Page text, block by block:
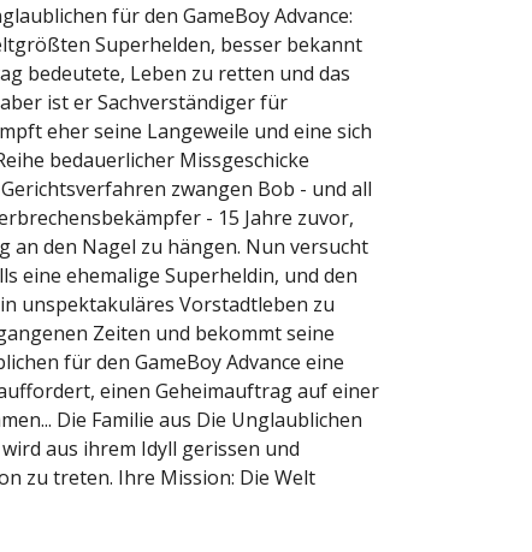
für den GameBoy Advance:
Superhelden, besser bekannt
bedeutete, Leben zu retten und das
ist er Sachverständiger für
eher seine Langeweile und eine sich
bedauerlicher Missgeschicke
zwangen Bob - und all
- 15 Jahre zuvor,
an den Nagel zu hängen. Nun versucht
eine ehemalige Superheldin, und den
unspektakuläres Vorstadtleben zu
Zeiten und bekommt seine
für den GameBoy Advance eine
einen Geheimauftrag auf einer
Die Familie aus Die Unglaublichen
aus ihrem Idyll gerissen und
zu treten. Ihre Mission: Die Welt